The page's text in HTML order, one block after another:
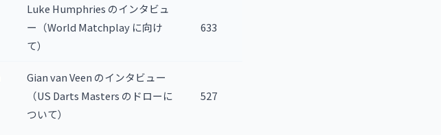
Luke Humphries のインタビュ
ー（World Matchplay に向け
て）
633
Gian van Veen のインタビュー
（US Darts Masters のドローに
ついて）
527